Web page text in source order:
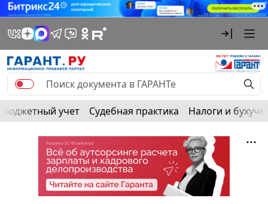
Бюджетный учет Судебная практика Налоги и